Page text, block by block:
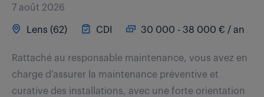
7 août 2026
Lens (62) CDI 30 000 - 38 000 € / an
Rattaché au responsable maintenance, vous avez en
charge d'assurer la maintenance préventive et
curative des installations, avec une forte orientation